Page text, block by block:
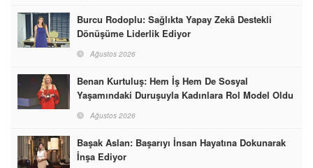
Burcu Rodoplu: Sağlıkta Yapay Zekâ Destekli
Dönüşüme Liderlik Ediyor
Ağustos 2026
Benan Kurtuluş: Hem İş Hem De Sosyal
Yaşamındaki Duruşuyla Kadınlara Rol Model Oldu
Ağustos 2026
Başak Aslan: Başarıyı İnsan Hayatına Dokunarak
İnşa Ediyor